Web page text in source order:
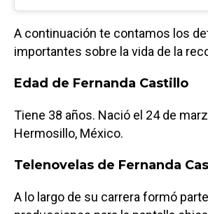
A continuación te contamos los
importantes sobre la vida de la
Edad de Fernanda Castillo
Tiene 38 años. Nació el 24 de
Hermosillo, México.
Telenovelas de Fernanda
A lo largo de su carrera formó